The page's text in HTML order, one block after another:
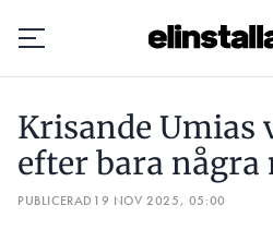
Prenumerera
Hantera
Krisande Umias
efter bara några
PUBLICERAD 19 NOV 2025, 05:00